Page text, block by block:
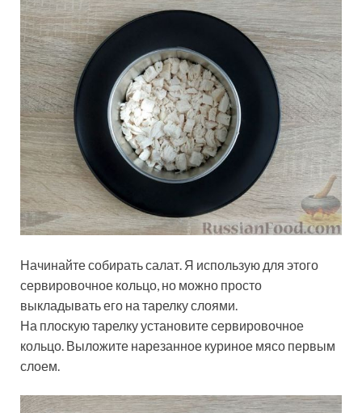
Начинайте собирать салат. Я использую для этого
сервировочное кольцо, но можно просто
выкладывать его на тарелку слоями.
На плоскую тарелку установите сервировочное
кольцо. Выложите нарезанное куриное мясо первым
слоем.